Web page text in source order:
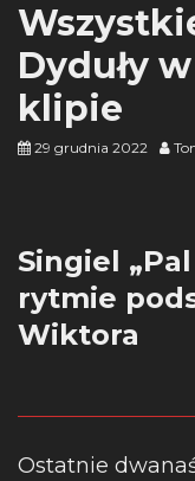
Dyduły
klipie
29 grudnia 2022
Singiel
rytmie
Wiktora
Ostatnie